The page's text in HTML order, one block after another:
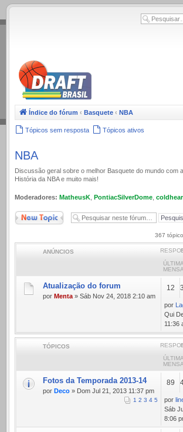
.
Índice do fórum ‹ Basquete ‹ NBA
Tópicos sem resposta Tópicos ativos
NBA
Discussão geral sobre o melhor Basquete do mundo com
História da NBA e muito mais!
Moderadores: MatheusK PontiacSilverDome
Novo Tópico
367
ANÚNCIOS
ÚLTIMA
Atualização do forum
por Menta » Sáb Nov 24, 2018 2:10 am
12
por
Qui
11:36
TÓPICOS
ÚLTIMA
Fotos da Temporada 2013-14
por Deco » Dom Jul 21, 2013 11:37 pm
1 2 3 4 5
89
por
Sáb
8:06